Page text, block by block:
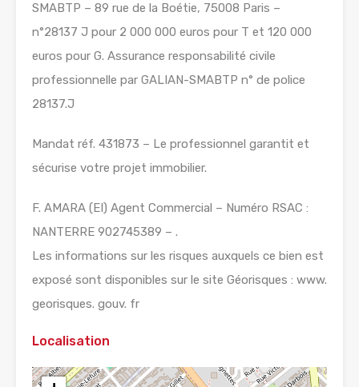
SMABTP – 89 rue de la Boétie, 75008 Paris –
n°28137 J pour 2 000 000 euros pour T et 120 000
euros pour G. Assurance responsabilité civile
professionnelle par GALIAN-SMABTP n° de police
28137.J
Mandat réf. 431873 – Le professionnel garantit et
sécurise votre projet immobilier.
F. AMARA (EI) Agent Commercial – Numéro RSAC :
NANTERRE 902745389 – .
Les informations sur les risques auxquels ce bien est
exposé sont disponibles sur le site Géorisques : www.
georisques. gouv. fr
Localisation